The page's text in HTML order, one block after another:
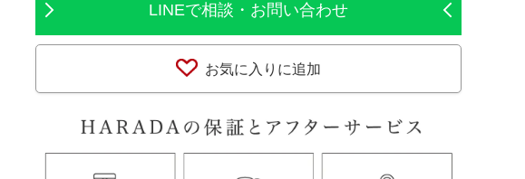
LINEで相談・お問い合わせ
お気に入りに追加